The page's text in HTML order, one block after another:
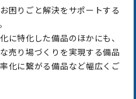
困りごと解決をサポートする
に特化した備品のほかにも、
売り場づくりを実現する備品
化に繋がる備品など幅広くご